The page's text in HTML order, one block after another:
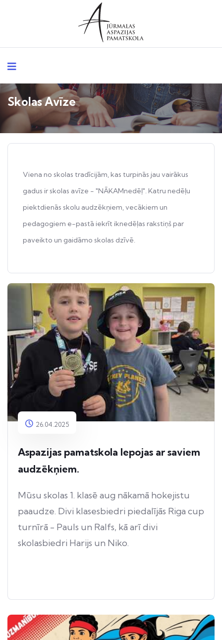
Skolas Avīze
Viena no skolas tradīcijām, kas turpinās jau vairākus
gadus ir skolas avīze - "NĀKAMnedēļ". Katru nedēļu
piektdienās skolu audzēkņiem, vecākiem un
pedagogiem e-pastā iekrīt iknedēļas rakstiņš par
paveikto un gaidāmo skolas dzīvē.
26.04.2025
Aspazijas pamatskola lepojas ar saviem
audzēkņiem.
Mūsu skolas 1. klasē aug nākamā hokejistu
paaudze. Divi klasesbiedri piedalījās Riga cup
turnīrā - Pauls un Ralfs, kā arī divi
skolasbiedri Harijs un Niko.